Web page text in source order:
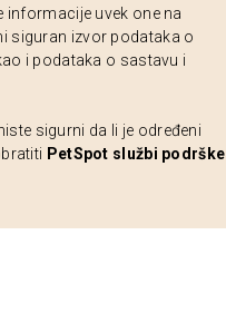
informacije uvek one na
siguran izvor podataka o
i podataka o sastavu i
sigurni da li je određeni
PetSpot službi podrške